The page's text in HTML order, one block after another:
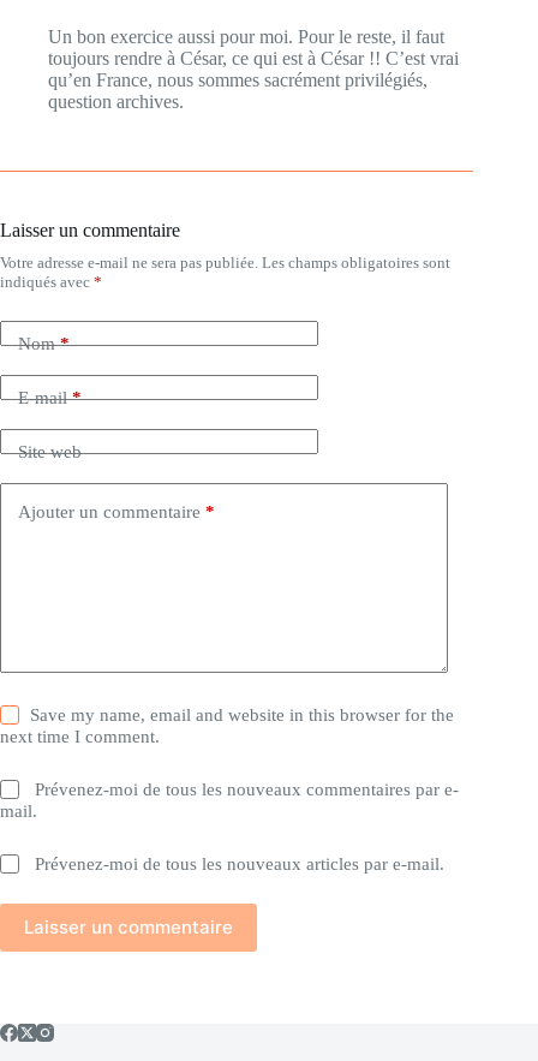
Un bon exercice aussi pour moi. Pour le reste, il faut
toujours rendre à César, ce qui est à César !! C’est vrai
qu’en France, nous sommes sacrément privilégiés,
question archives.
Laisser un commentaire
Votre adresse e-mail ne sera pas publiée. Les champs obligatoires sont
indiqués avec *
Nom*
E-mail*
Site web
Ajouter un commentaire *
Save my name, email and website in this browser for the
next time I comment.
Prévenez-moi de tous les nouveaux commentaires par e-
mail.
Prévenez-moi de tous les nouveaux articles par e-mail.
Laisser un commentaire